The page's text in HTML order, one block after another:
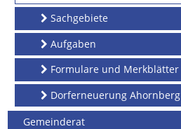
Sachgebiete
Aufgaben
Formulare und Merkblätter
Dorferneuerung Ahornberg
Gemeinderat